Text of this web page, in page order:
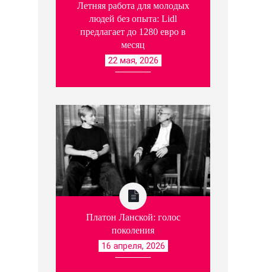
Летняя работа для молодых
людей без опыта: Lidl
предлагает до 1280 евро в
месяц
22 мая, 2026
Платон Ланской: голос
поколения
16 апреля, 2026